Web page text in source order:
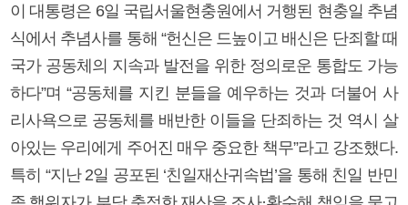
이 대통령은 6일 국립서울현충원에서 거행된 현충일 추념
식에서 추념사를 통해 “헌신은 드높이고 배신은 단죄할 때
국가 공동체의 지속과 발전을 위한 정의로운 통합도 가능
하다”며 “공동체를 지킨 분들을 예우하는 것과 더불어 사
리사욕으로 공동체를 배반한 이들을 단죄하는 것 역시 살
아있는 우리에게 주어진 매우 중요한 책무”라고 강조했다.
특히 “지난 2일 공포된 ‘친일재산귀속법’을 통해 친일 반민